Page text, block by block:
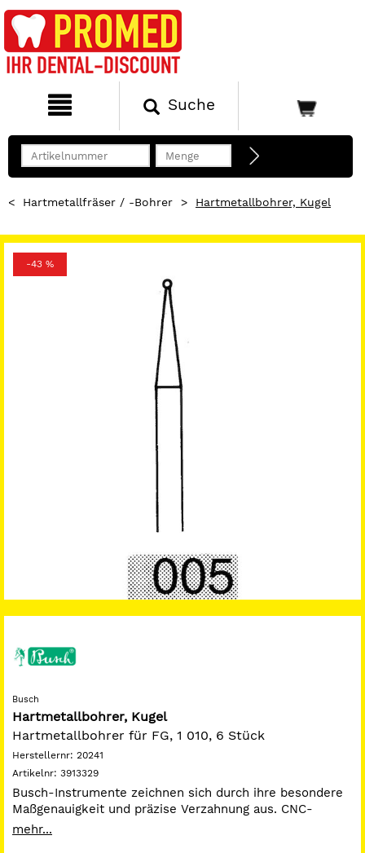
Suche
< Hartmetallfräser / -Bohrer > Hartmetallbohrer, Kugel
-43 %
Busch
Hartmetallbohrer, Kugel
Hartmetallbohrer für FG, 1 010, 6 Stück
Herstellernr: 20241
Artikelnr: 3913329
Busch-Instrumente zeichnen sich durch ihre besondere
Maßgenauigkeit und präzise Verzahnung aus. CNC-
gesteuerte Fertigungsanlagen garantieren
mehr...